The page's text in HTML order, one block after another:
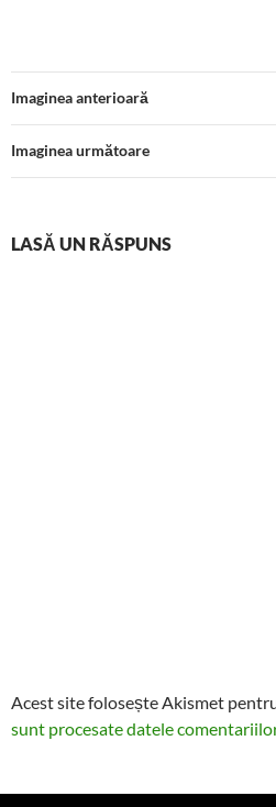
Imaginea anterioară
Imaginea următoare
LASĂ UN RĂSPUNS
Acest site folosește Akismet
sunt procesate datele